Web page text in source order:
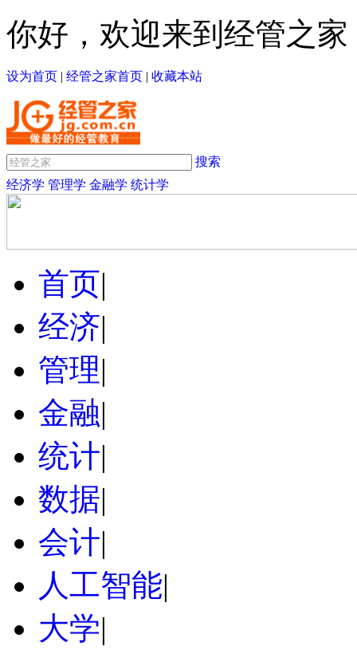
你好，欢迎来到经管之家
设为首页 | 经管之家首页 | 收藏本站
搜索
经济学 管理学 金融学 统计学
首页|
经济|
管理|
金融|
统计|
数据|
会计|
人工智能|
大学|